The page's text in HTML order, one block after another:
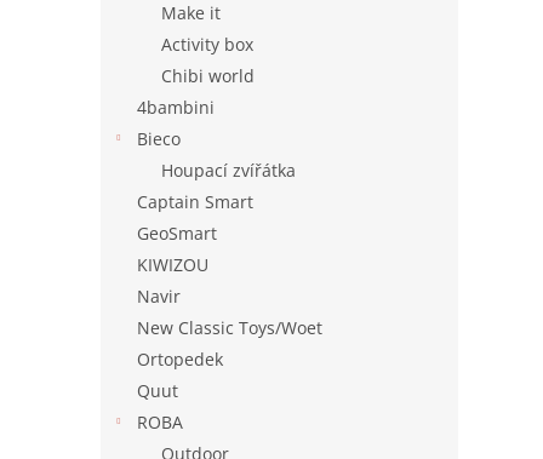
Make it
Activity box
Chibi world
4bambini
Bieco
Houpací zvířátka
Captain Smart
GeoSmart
KIWIZOU
Navir
New Classic Toys/Woet
Ortopedek
Quut
ROBA
Outdoor